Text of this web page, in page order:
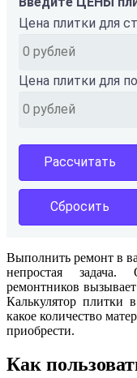
Цена плитки для
Цена плитки для
Рассчитать
Сбросить
Выполнить ремонт в
непростая
ремонтников
Калькулятор плитки
какое количество
приобрести.
Как